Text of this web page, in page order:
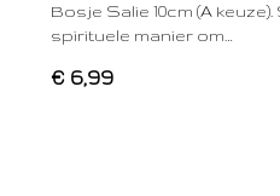
Bosje Salie 10cm (A keuze).
spirituele manier om…
€ 6,99